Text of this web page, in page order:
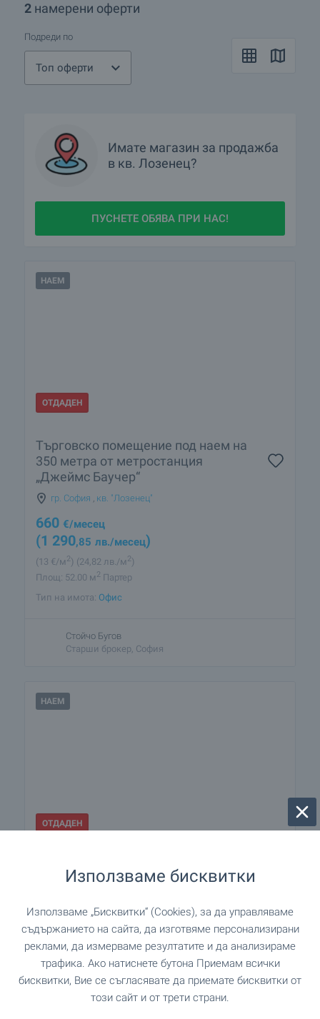
2 намерени оферти
Подреди по
Топ оферти
Имате магазин за продажба
в кв. Лозенец?
ПУСНЕТЕ ОБЯВА ПРИ НАС!
НАЕМ
ОТДАДЕН
Търговско помещение под наем на
350 метра от метростанция
„Джеймс Баучeр“
гр. София кв. "Лозенец"
660 €/месец
(1 290,85 лв./месец)
(13 €/м 2) (24 ,82 лв./м 2)
Площ: 52.00 м 2 Партер
Тип на имота: Офис
Стойчо Бугов
Старши брокер, София
НАЕМ
ОТДАДЕН
Търговско помещение под наем на
възлов булевард в столицата
890€/месец
(1 740,69 лв./месец )
(9 ,18 €/м2) (17,95 лв./м2)
Площ: 97.00 м2Партер
Тип на имота:Магазин
Използваме бисквитки
Използваме „Бисквитки“ (Cookies), за да управляваме
съдържанието на сайта, да изготвяме персонализирани
реклами, да измерваме резултатите и да анализираме
трафика. Ако натиснете бутона Приемам всички
бисквитки, Вие се съгласявате да приемате бисквитки от
този сайт и от трети страни.